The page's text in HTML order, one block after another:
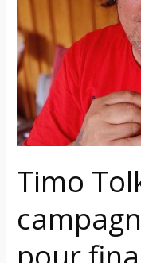
Timo
une
campagne
GoFundMe
pour
financer
sa
tournée
d’adieu
enregistrements